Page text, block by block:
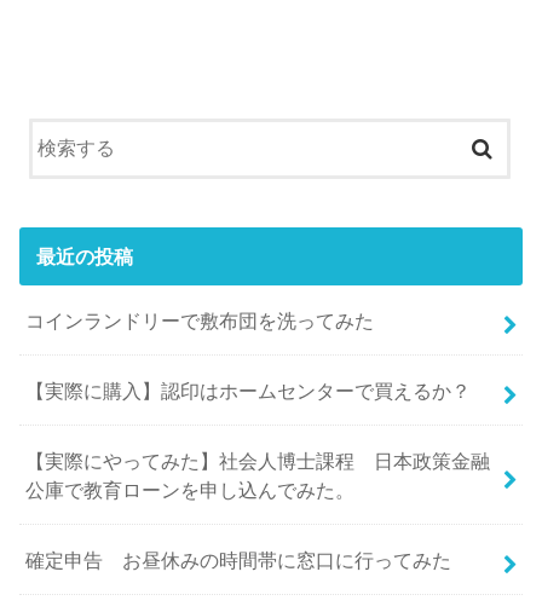
最近の投稿
コインランドリーで敷布団を洗ってみた
【実際に購入】認印はホームセンターで買えるか？
【実際にやってみた】社会人博士課程 日本政策金融
公庫で教育ローンを申し込んでみた。
確定申告 お昼休みの時間帯に窓口に行ってみた